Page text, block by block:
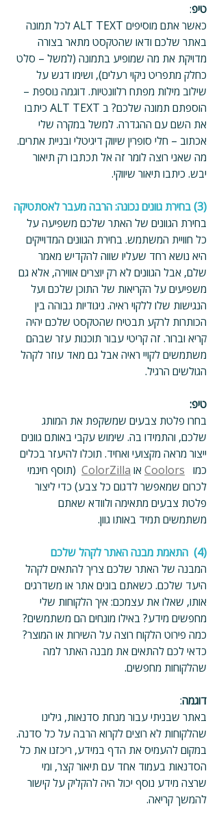
טיפ:
כאשר אתם מוסיפים ALT TEXT לכל תמונה
באתר שלכם ודאו שהטקסט מתאר בצורה
מדויקת את מה שמופיע בתמונה (למשל – סלט
כחלק מתפריט ניקוי רעלים), ושימו דגש על
שילוב מילות מפתח רלוונטיות. דוגמה נוספת –
הוספתם תמונה שלכם? ב ALT TEXT כיתבו
את השם עם ההגדרה. למשל במקרה שלי
אכתוב – חלי סופרין שיווק דיגיטלי ובניית אתרים.
מה שאני רוצה לומר זה אל תכתבו רק תיאור
יבש. כיתבו תיאור שיווקי.
(3) בחירת גוונים נכונה: הרבה מעבר לאסתטיקה
בחירת הגוונים של האתר שלכם משפיעה על
כל חוויית המשתמש. בחירת הגוונים המדוייקים
היא נושא רחד שעליו שווה להקדיש מאמר
שלם, אבל הגוונים לא רק יוצרים אווירה, אלא גם
משפיעים על הקריאות של התוכן שלכם ועל
הנגישות שלו ללקוי ראיה. ניגודיות גבוהה בין
הכותרות לרקע תבטיח שהטקסט שלכם יהיה
קריא וברור. זה קריטי עבור תוכנות עזר שבהם
משתמשים לקויי ראיה אבל גם מאד עוזר לקהל
הגולשים הרגיל.
טיפ:
בחרו פלטת צבעים שמשקפת את המותג
שלכם, והתמידו בה. שימוש עקבי באותם גוונים
ייצור מראה מקצועי ואחיד. תוכלו להיעזר בכלים
כמו Coolors או ColorZilla (תוסף חינמי
לכרום שמאפשר לדגום כל צבע) כדי ליצור
פלטת צבעים מתאימה ולוודא שאתם
משתמשים תמיד באותו גוון.
(4)  התאמת מבנה האתר לקהל שלכם
המבנה של האתר שלכם צריך להתאים לקהל
היעד שלכם. כשאתם בונים אתר או משדרגים
אותו, שאלו את עצמכם: איך הלקוחות שלי
מחפשים מידע? באילו מונחים הם משתמשים?
כמה פירוט הלקוח רוצה על השירות או המוצר?
כדאי לכם להתאים את מבנה האתר למה
שהלקוחות מחפשים.
דוגמה:
באתר שבניתי עבור מנחת סדנאות, גילינו
שהלקוחות לא רוצים לקרוא הרבה על כל סדנה.
במקום להעמיס את הדף במידע, ריכזנו את כל
הסדנאות בעמוד אחד עם תיאור קצר, ומי
שרצה מידע נוסף יכול היה להקליק על קישור
להמשך קריאה.